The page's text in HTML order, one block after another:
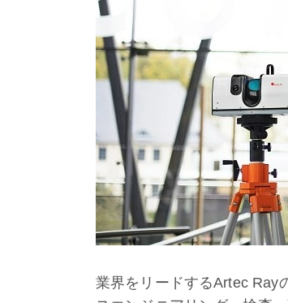
業界をリードするArtec Ray